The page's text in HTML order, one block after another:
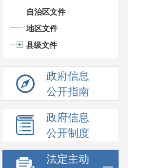
自治区文件
地区文件
县级文件
政府信息
公开指南
政府信息
公开制度
法定主动